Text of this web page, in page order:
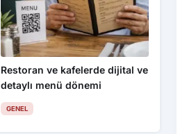
Restoran ve kafelerde dijital ve
detaylı menü dönemi
GENEL